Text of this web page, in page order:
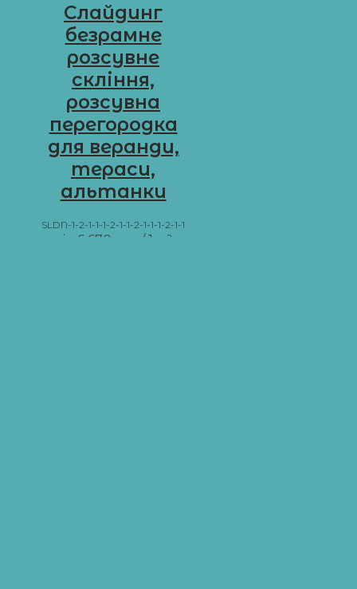
Слайдинг
безрамне
розсувне
скління,
розсувна
перегородка
для веранди,
тераси,
альтанки
SLDN-1-2-1-1-1-2-1-1-2-1-1-1-2-1-1
від 6 670
/ 1 м²